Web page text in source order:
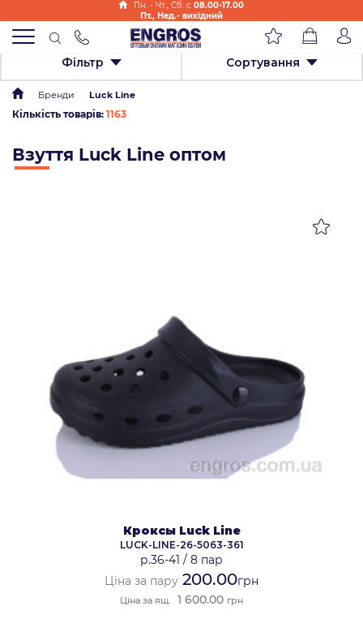
Пн. - Чт., Cб. с 08.00-17.00
Пт., Нед.- вихідний
Фільтр Сортування
Бренди Luck Line
Кількість товарів: 1163
Взуття Luck Line оптом
Кроксы Luck Line
LUCK-LINE-26-5063-361
р.36-41 / 8 пар
Ціна за пару 200.00грн
Ціна за ящ. 1 600.00 грн